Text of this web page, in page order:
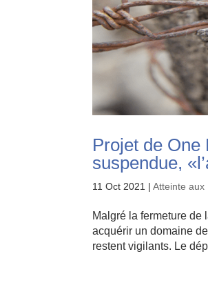
Projet de One
suspendue,
11 Oct 2021 |Atteinte aux
Malgré la fermeture de
acquérir un domaine
restent vigilants. Le